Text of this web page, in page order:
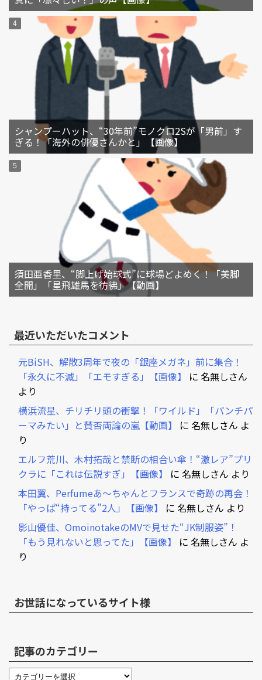
シャンプーハット、“30年前”モノクロ2Sが「男前」す
ぎる！「海外の俳優さんかと」【画像】
須田亜香里、“脚上げ始球式”に球場どよめく！「美脚
全開」「星飛雄馬を彷彿」【動画】
最近いただいたコメント
元BiSH、解散3周年で夜の「銀座メガネ」前に集合！
「永久に不滅」「エモすぎる」【画像】
に 名無しさん
より
横浜流星、チリチリ頭の衝撃！「ワイルド」「パンチパ
ーマみたい」と賛否両論の嵐【動画】
に 名無しさん よ
り
エルフ荒川、木村拓哉と禁断の相合い傘！“激レア”プリ
クラに「これは伝説すぎ」【画像】
に 名無しさん より
本田翼、Perfumeあ～ちゃんとフランスで奇跡の再会！
「やっぱ“持ってる”2人」【画像】
に 名無しさん より
影山優佳、OmoinotakeのMVで見せた“JK制服姿”！
「もう見れないと思ってた」【画像】
に 名無しさん よ
り
お世話になっているサイト様
記事のカテゴリー